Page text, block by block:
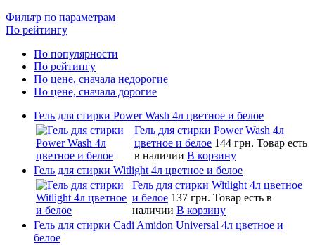
Фильтр по параметрам
По рейтингу
По популярности
По рейтингу
По цене, сначала недорогие
По цене, сначала дорогие
Гель для стирки Power Wash 4л цветное и белое
Гель для стирки Power Wash 4л
цветное и белое 144 грн. Товар есть
в наличии В корзину
Гель для стирки Witlight 4л цветное и белое
Гель для стирки Witlight 4л цветное
и белое 137 грн. Товар есть в
наличии В корзину
Гель для стирки Cadi Amidon Universal 4л цветное и
белое